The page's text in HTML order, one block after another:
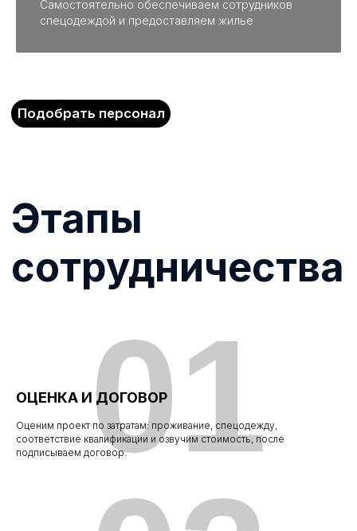
Самостоятельно обеспечиваем сотрудников
спецодеждой и предоставляем жилье
ОЦЕНКА И ДОГОВОР
Оценим проект по затратам: проживание, спецодежду,
соответствие квалификации и озвучим стоимость, после
подписываем договор.01